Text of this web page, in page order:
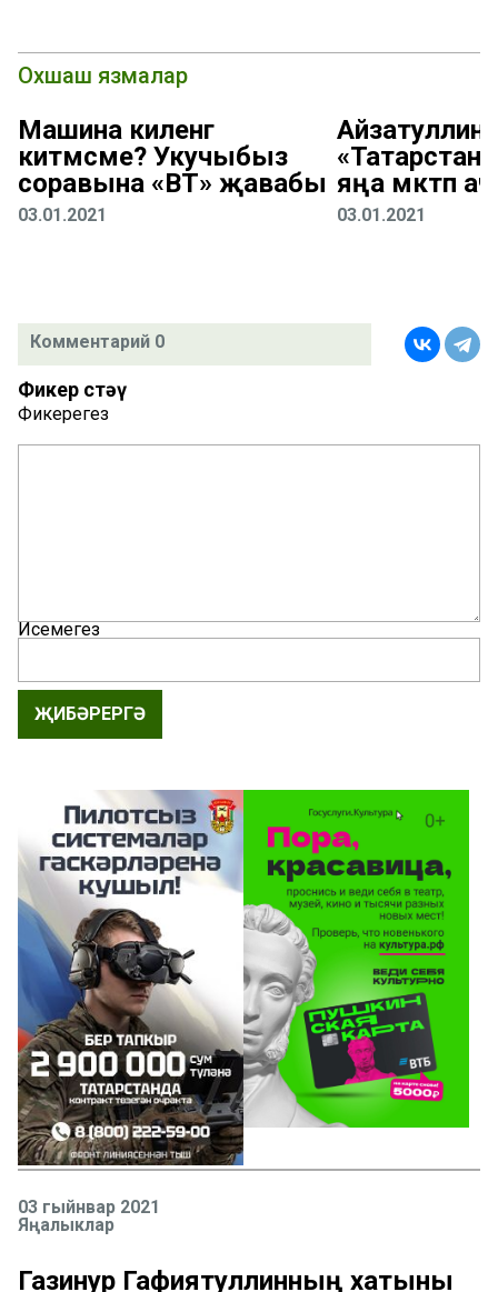
Охшаш язмалар
Машина киленгә
китмәсме? Укучыбыз
соравына «ВТ» җавабы
03.01.2021
Айзатуллин:
яңа мәктәп
03.01.2021
Комментарий 0
Фикер өстәү
Фикерегез
Исемегез
ҖИБӘРЕРГӘ
03 гыйнвар 2021
Яңалыклар
Газинур Гафиятуллинның хатыны